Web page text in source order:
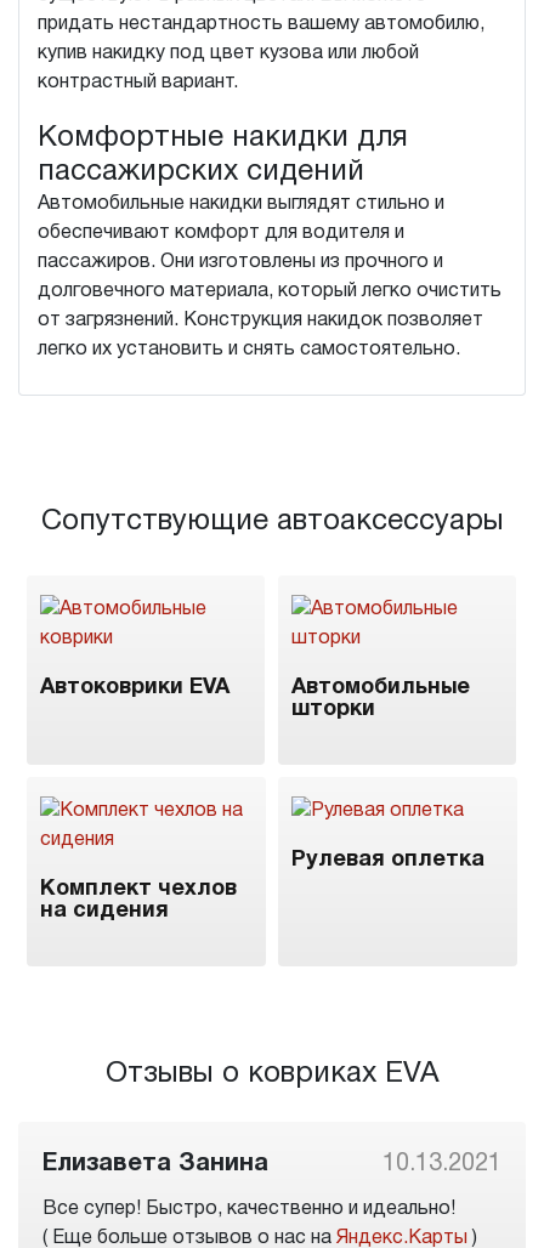
придать нестандартность вашему автомобилю,
купив накидку под цвет кузова или любой
контрастный вариант.
Комфортные накидки для
пассажирских сидений
Автомобильные накидки выглядят стильно и
обеспечивают комфорт для водителя и
пассажиров. Они изготовлены из прочного и
долговечного материала, который легко очистить
от загрязнений. Конструкция накидок позволяет
легко их установить и снять самостоятельно.
Сопутствующие автоаксессуары
Автоковрики EVA
Автомобильные
шторки
Комплект чехлов
на сидения
Рулевая оплетка
Отзывы о ковриках EVA
Елизавета Занина 10.13.2021
Все супер! Быстро, качественно и идеально!
( Еще больше отзывов о нас на Яндекс.Карты )